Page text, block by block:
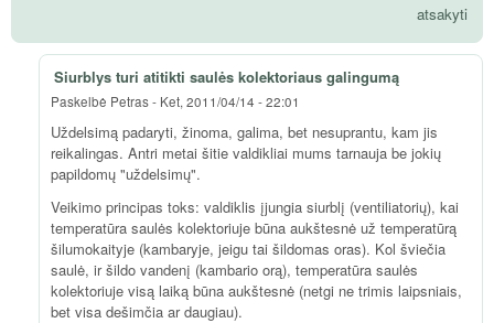
atsakyti
Siurblys turi atitikti saulės kolektoriaus galingumą
Paskelbė Petras- Ket, 2011/04/14 - 22:01
Uždelsimą padaryti, žinoma, galima, bet nesuprantu, kam jis
reikalingas. Antri metai šitie valdikliai mums tarnauja be jokių
papildomų "uždelsimų".
Veikimo principas toks: valdiklis įjungia siurblį (ventiliatorių), kai
temperatūra saulės kolektoriuje būna aukštesnė už temperatūrą
šilumokaityje (kambaryje, jeigu tai šildomas oras). Kol šviečia
saulė, ir šildo vandenį (kambario orą), temperatūra saulės
kolektoriuje visą laiką būna aukštesnė (netgi ne trimis laipsniais,
bet visa dešimčia ar daugiau).